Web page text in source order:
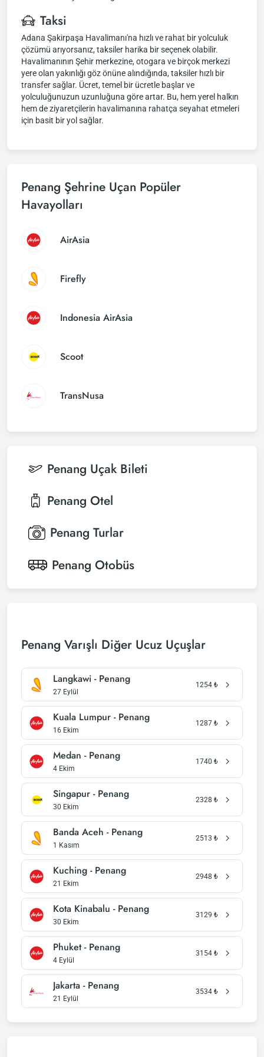
Taksi
Adana Şakirpaşa Havalimanı'na hızlı ve rahat bir yolculuk
çözümü arıyorsanız, taksiler harika bir seçenek olabilir.
Havalimanının Şehir merkezine, otogara ve birçok merkezi
yere olan yakınlığı göz önüne alındığında, taksiler hızlı bir
transfer sağlar. Ücret, temel bir ücretle başlar ve
yolculuğunuzun uzunluğuna göre artar. Bu, hem yerel halkın
hem de ziyaretçilerin havalimanına rahatça seyahat etmeleri
için basit bir yol sağlar.
Penang Şehrine Uçan Popüler
Havayolları
AirAsia
Firefly
Indonesia AirAsia
Scoot
TransNusa
Penang Uçak Bileti
Penang Otel
Penang Turlar
Penang Otobüs
Penang Varışlı Diğer Ucuz Uçuşlar
Langkawi - Penang
27 Eylül
1254 ₺
Kuala Lumpur - Penang
16 Ekim
1287 ₺
Medan - Penang
4 Ekim
1740 ₺
Singapur - Penang
30 Ekim
2328 ₺
Banda Aceh - Penang
1 Kasım
2513 ₺
Kuching - Penang
21 Ekim
2948 ₺
Kota Kinabalu - Penang
30 Ekim
3129 ₺
Phuket - Penang
4 Eylül
3154 ₺
Jakarta - Penang
21 Eylül
3534 ₺